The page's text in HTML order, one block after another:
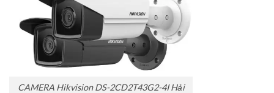
CAMERA Hikvision DS-2CD2T43G2-4I Hải